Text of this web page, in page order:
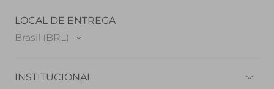
LOCAL DE ENTREGA
Brasil (BRL)
INSTITUCIONAL